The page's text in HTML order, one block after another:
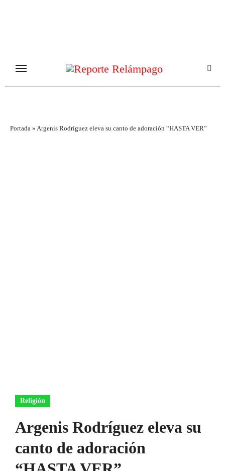
Portada » Argenis Rodríguez eleva su canto de adoración “HASTA VER”
Religión
Argenis Rodríguez eleva su
canto de adoración